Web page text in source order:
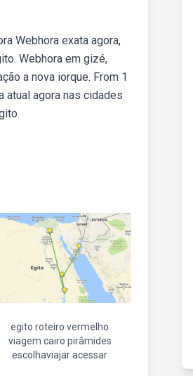
Webhora exata agora,
Webhora em gizé,
a nova iorque. From 1
atual agora nas cidades
egito roteiro vermelho
viagem cairo pirâmides
escolhaviajar acessar